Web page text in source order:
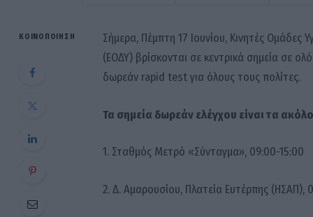
ΚΟΙΝΟΠΟΊΗΣΗ
Σήμερα, Πέμπτη 17 Ιουνίου, Κινητές Ομάδες
(ΕΟΔΥ) βρίσκονται σε κεντρικά σημεία σε
δωρεάν rapid test για όλους τους πολίτες.
Τα σημεία δωρεάν ελέγχου είναι τα
1. Σταθμός Μετρό «Σύνταγμα», 09:00-15:00
2. Δ. Αμαρουσίου, Πλατεία Ευτέρπης (ΗΣΑΠ),